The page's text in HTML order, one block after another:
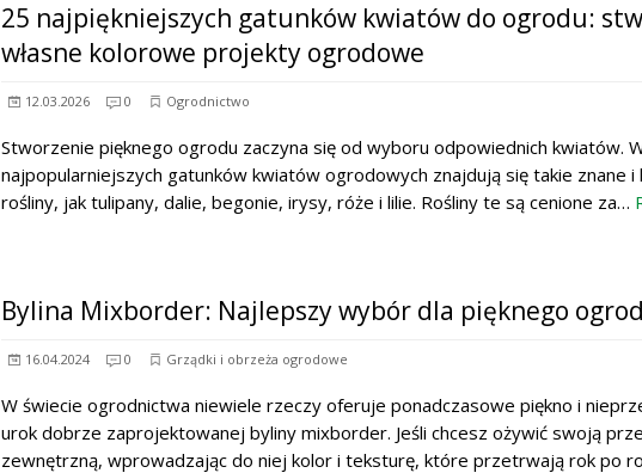
25 najpiękniejszych gatunków kwiatów do ogrodu:
własne kolorowe projekty ogrodowe
12.03.2026 0 Ogrodnictwo
Stworzenie pięknego ogrodu zaczyna się od wyboru odpowiednich kwiatów.
najpopularniejszych gatunków kwiatów ogrodowych znajdują się takie znane i
rośliny, jak tulipany, dalie, begonie, irysy, róże i lilie. Rośliny te są cenione za…
Bylina Mixborder: Najlepszy wybór dla pięknego
16.04.2024 0 Grządki i obrzeża ogrodowe
W świecie ogrodnictwa niewiele rzeczy oferuje ponadczasowe piękno i
urok dobrze zaprojektowanej byliny mixborder. Jeśli chcesz ożywić swoją
zewnętrzną, wprowadzając do niej kolor i teksturę, które przetrwają rok po